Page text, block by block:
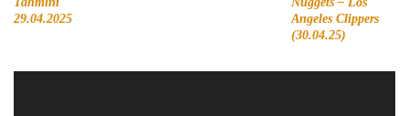
29.04.2025
Angeles Clippers
(30.04.25)